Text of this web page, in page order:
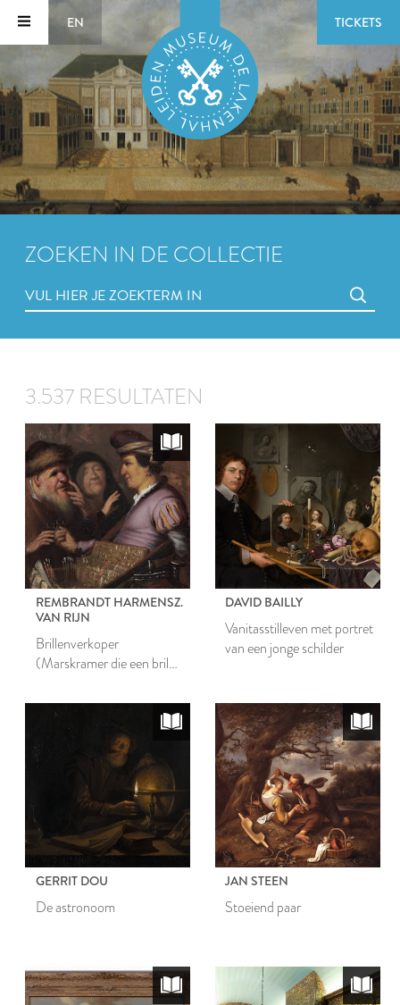
EN TICKETS
ZOEKEN IN DE COLLECTIE
3.537 RESULTATEN
REMBRANDT HARMENSZ.
VAN RIJN
Brillenverkoper
(Marskramer die een bril
DAVID BAILLY
Vanitasstilleven met portret
van een jonge schilder
GERRIT DOU
De astronoom
JAN STEEN
Stoeiend paar